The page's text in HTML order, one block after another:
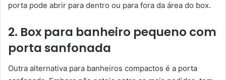
porta pode abrir para dentro ou para fora da área do box.
2. Box para banheiro pequeno com
porta sanfonada
Outra alternativa para banheiros compactos é a porta